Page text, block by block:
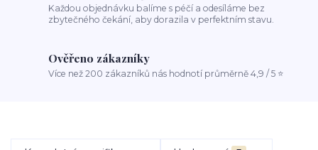
Každou objednávku balíme s péčí a odesíláme bez
zbytečného čekání, aby dorazila v perfektním stavu.
Ověřeno zákazníky
Více než 200 zákazníků nás hodnotí průměrně 4,9 / 5 ⭐